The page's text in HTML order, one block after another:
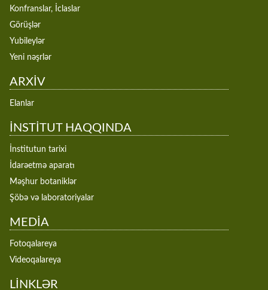
Konfranslar, İclaslar
Görüşlər
Yubileylər
Yeni nəşrlər
ARXİV
Elanlar
İNSTİTUT HAQQINDA
İnstitutun tarixi
İdarəetmə aparatı
Məşhur botaniklər
Şöbə və laboratoriyalar
MEDİA
Fotoqalareya
Videoqalareya
LİNKLƏR